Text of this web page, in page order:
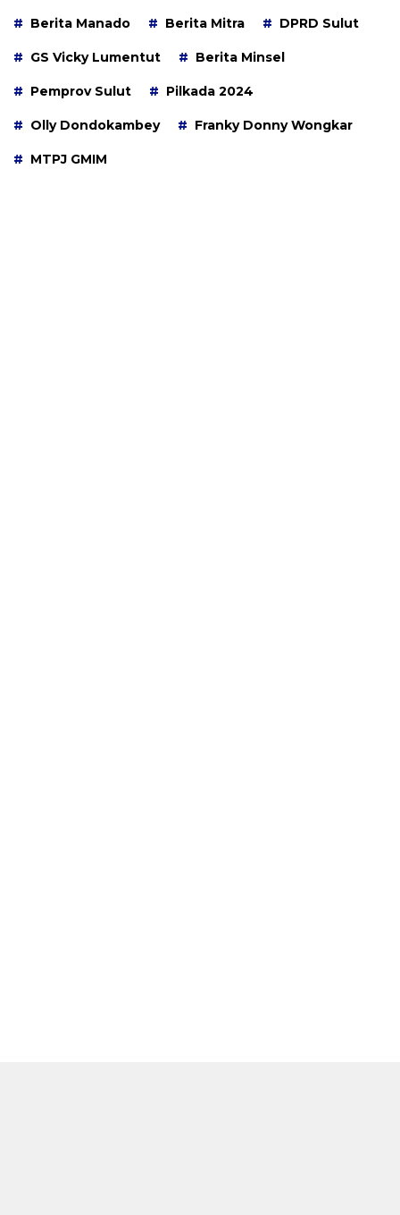
Berita Manado Berita Mitra DPRD Sulut
GS Vicky Lumentut Berita Minsel
Pemprov Sulut Pilkada 2024
Olly Dondokambey Franky Donny Wongkar
MTPJ GMIM